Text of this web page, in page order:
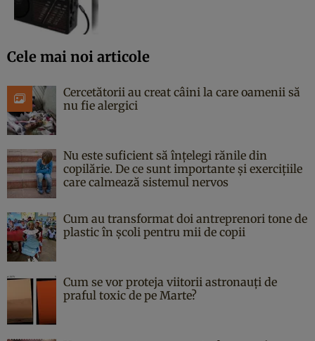
Cele mai noi articole
Cercetătorii au creat câini la care oamenii să
nu fie alergici
Nu este suficient să înțelegi rănile din
copilărie. De ce sunt importante și exercițiile
care calmează sistemul nervos
Cum au transformat doi antreprenori tone de
plastic în școli pentru mii de copii
Cum se vor proteja viitorii astronauți de
praful toxic de pe Marte?